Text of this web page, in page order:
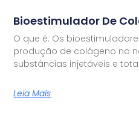
Bioestimulador De
O que é: Os
produção de colágeno no
substâncias injetáveis e
Leia Mais